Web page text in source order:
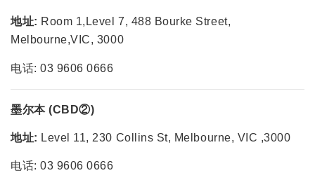
地址: Room 1,Level 7, 488 Bourke Street,
Melbourne,VIC, 3000
电话: 03 9606 0666
墨尔本 (CBD②)
地址: Level 11, 230 Collins St, Melbourne, VIC ,3000
电话: 03 9606 0666